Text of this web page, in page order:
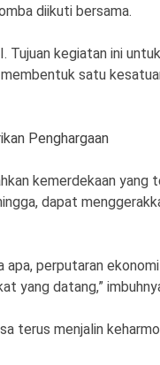
diikuti bersama.
Tujuan kegiatan ini untuk
satu
Penghargaan
kemerdekaan yang
dapat
apa, perputaran
yang datang,”
terus menjalin